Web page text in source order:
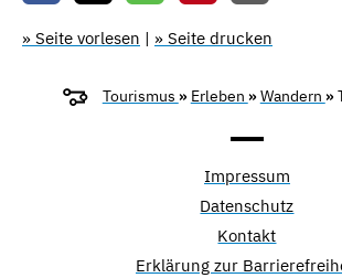
» Seite vorlesen | » Seite drucken
Tourismus » Erleben »Wandern »
Impressum
Datenschutz
Kontakt
Erklärung zur